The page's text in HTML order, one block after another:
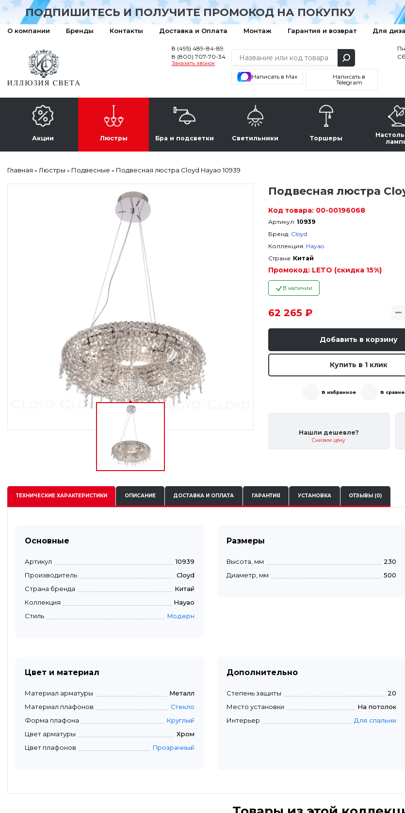
ПОДПИШИТЕСЬ И ПОЛУЧИТЕ ПРОМОКОД НА ПОКУПКУ
О компании Бренды Контакты Доставка и Оплата Монтаж Гарантия и возврат Для
8 (495) 489-84-89
8 (800) 707-70-34
Заказать звонок
Написать в Max
Написать в
Telegram
Акции Люстры Бра и подсветки Светильники Торшеры
Главная »Люстры » Подвесные » Подвесная люстра Cloyd Hayao 10939
Подвесная люстра
Код товара: 00-00196068
Артикул: 10939
Бренд: Cloyd
Коллекция: Hayao
Страна: Китай
Промокод: LETO (скидка 15%)
В наличии
62 265 ₽
Добавить в корзину
Купить в 1 клик
В избранное В
Нашли дешевле?
Снизим цену
ТЕХНИЧЕСКИЕХАРАКТЕРИСТИКИ ОПИСАНИЕ ДОСТАВКА И ОПЛАТА ГАРАНТИЯ УСТАНОВКА ОТЗЫВЫ (0)
Основные
Артикул
10939
Производитель
Cloyd
Страна бренда
Китай
Коллекция
Hayao
Стиль
Модерн
Размеры
Высота, мм
230
Диаметр, мм
500
Цвет и материал
Материал арматуры
Металл
Материал плафонов
Стекло
Форма плафона
Круглый
Цвет арматуры
Хром
Цвет плафонов
Прозрачный
Дополнительно
Степень защиты
20
Место установки
На потолок
Интерьер
Для спальни